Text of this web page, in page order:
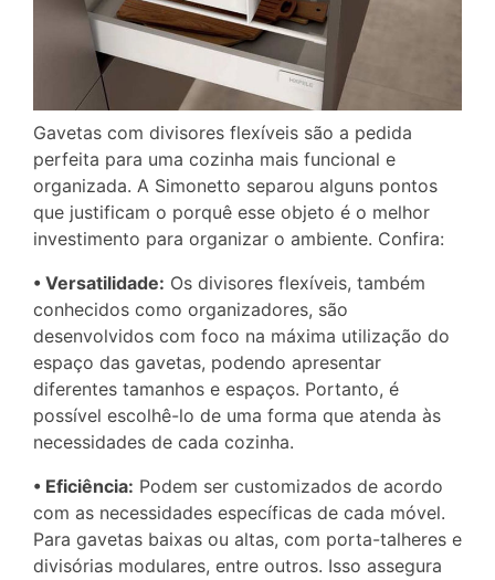
Gavetas com divisores flexíveis são a pedida
perfeita para uma cozinha mais funcional e
organizada. A Simonetto separou alguns pontos
que justificam o porquê esse objeto é o melhor
investimento para organizar o ambiente. Confira:
• Versatilidade: Os divisores flexíveis, também
conhecidos como organizadores, são
desenvolvidos com foco na máxima utilização do
espaço das gavetas, podendo apresentar
diferentes tamanhos e espaços. Portanto, é
possível escolhê-lo de uma forma que atenda às
necessidades de cada cozinha.
• Eficiência: Podem ser customizados de acordo
com as necessidades específicas de cada móvel.
Para gavetas baixas ou altas, com porta-talheres e
divisórias modulares, entre outros. Isso assegura